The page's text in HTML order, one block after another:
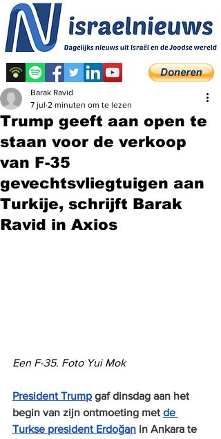
Trump geeft aan open te
staan ​​voor de verkoop
van F-35
gevechtsvliegtuigen aan
Turkije, schrijft Barak
Ravid in Axios
Barak Ravid
7 jul 2 minuten om te lezen
Een F-35. Foto Yui Mok
President Trump gaf dinsdag aan het
begin van zijn ontmoeting met de
Turkse president Erdoğan in Ankara te